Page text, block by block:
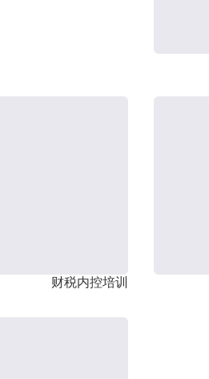
财税内控培训